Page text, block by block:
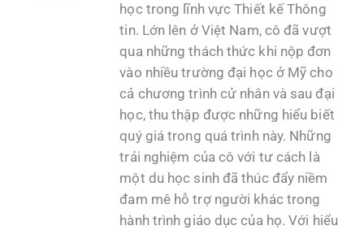
học trong lĩnh vực Thiết kế Thông
tin. Lớn lên ở Việt Nam, cô đã vượt
qua những thách thức khi nộp đơn
vào nhiều trường đại học ở Mỹ cho
cả chương trình cử nhân và sau đại
học, thu thập được những hiểu biết
quý giá trong quá trình này. Những
trải nghiệm của cô với tư cách là
một du học sinh đã thúc đẩy niềm
đam mê hỗ trợ người khác trong
hành trình giáo dục của họ. Với hiểu